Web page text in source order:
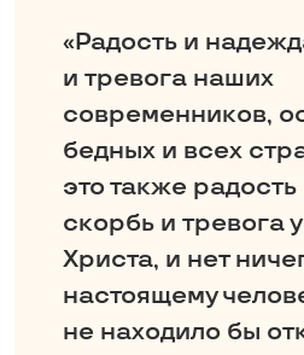
«Радость и
и тревога наших
современников,
бедных и всех
это также
скорбь и тревога
Христа, и нет
настоящему
не находило бы